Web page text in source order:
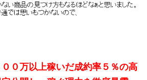
０万以上稼いだ成約率５％の高